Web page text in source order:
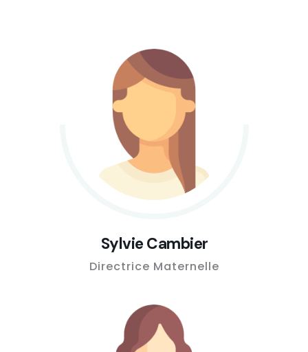
Sylvie Cambier
Directrice Maternelle